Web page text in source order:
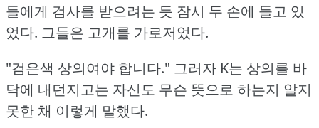
들에게 검사를 받으려는 듯 잠시 두 손에 들고 있
었다. 그들은 고개를 가로저었다.
"검은색 상의여야 합니다." 그러자 K는 상의를 바
닥에 내던지고는 자신도 무슨 뜻으로 하는지 알지
못한 채 이렇게 말했다.